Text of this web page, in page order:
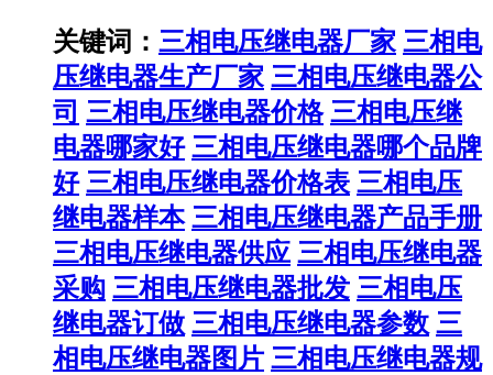
关键词： 三相电压继电器厂家 三相电
压继电器生产厂家 三相电压继电器公
司 三相电压继电器价格 三相电压继
电器哪家好 三相电压继电器哪个品牌
好 三相电压继电器价格表 三相电压
继电器样本 三相电压继电器产品手册
三相电压继电器供应 三相电压继电器
采购 三相电压继电器批发 三相电压
继电器订做 三相电压继电器参数 三
相电压继电器图片 三相电压继电器规